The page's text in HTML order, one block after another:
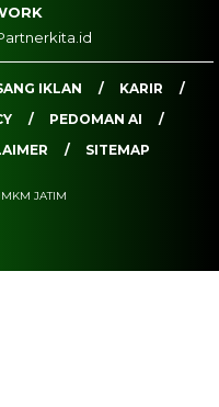
IKLAN
KARIR
PEDOMAN AI
SITEMAP
JATIM